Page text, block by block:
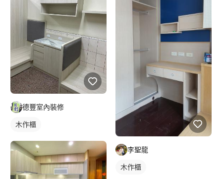
德豐室內裝修
木作櫃
李聖龍
木作櫃